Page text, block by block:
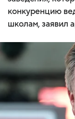
конкуренцию
школам, заявил